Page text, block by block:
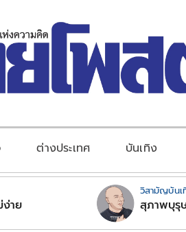
ต่างประเทศ บันเทิง
ง่าย
วิสามัญบันเ
สุภาพบุรุ